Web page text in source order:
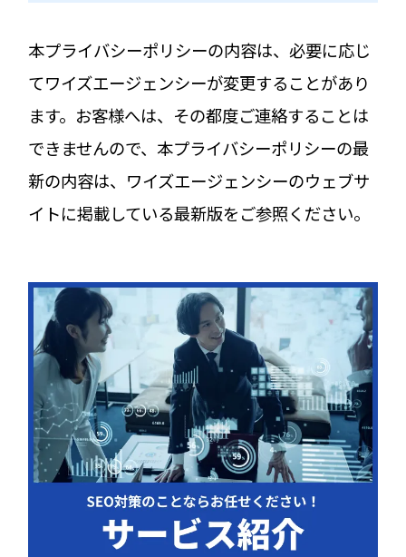
本プライバシーポリシーの内容は、必要に応じ
てワイズエージェンシーが変更することがあり
ます。お客様へは、その都度ご連絡することは
できませんので、本プライバシーポリシーの最
新の内容は、ワイズエージェンシーのウェブサ
イトに掲載している最新版をご参照ください。